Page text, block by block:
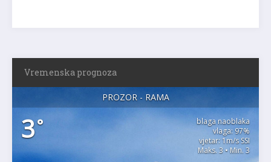
Vremenska prognoza
PROZOR - RAMA
3°
blaga naoblaka
vlaga: 97%
vjetar: 1m/s SSI
Maks. 3 • Min. 3